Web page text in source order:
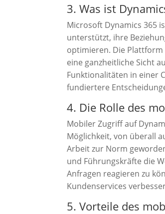
3. Was ist
Microsoft Dynamics 365
unterstützt, ihre
optimieren. Die
eine ganzheitliche Sicht
Funktionalitäten in einer
fundiertere
4. Die Rolle des
Mobiler Zugriff auf
Möglichkeit, von überall
Arbeit zur Norm
und Führungskräfte die
Anfragen reagieren zu
Kundenservices
5. Vorteile des